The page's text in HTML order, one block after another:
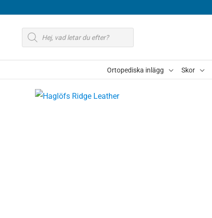
Produktsökning
Ortopediska inlägg Skor